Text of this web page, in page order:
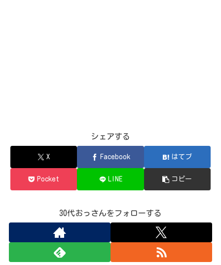
シェアする
X Facebook はてブ
Pocket LINE コピー
30代おっさんをフォローする